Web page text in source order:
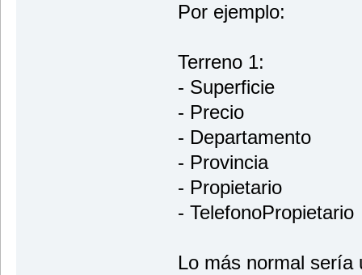
Por ejemplo:
Terreno 1:
- Superficie
- Precio
- Departamento
- Provincia
- Propietario
- TelefonoPropietario
Lo más normal sería